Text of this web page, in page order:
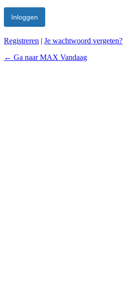
Registreren | Je wachtwoord vergeten?
← Ga naar MAX Vandaag